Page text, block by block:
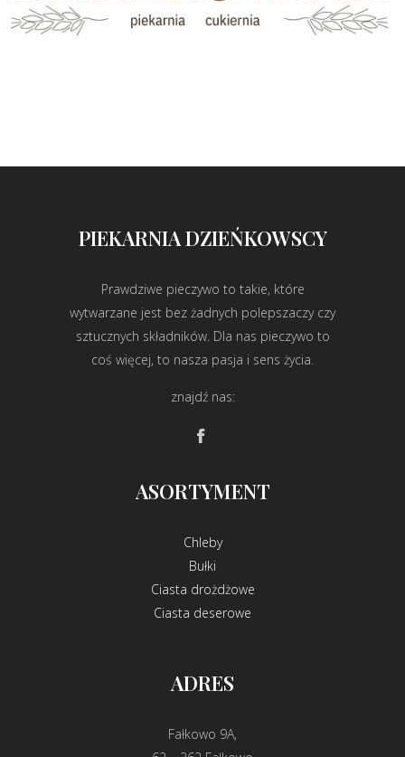
PIEKARNIA DZIEŃKOWSCY
Prawdziwe pieczywo to takie, które
wytwarzane jest bez żadnych polepszaczy czy
sztucznych składników. Dla nas pieczywo to
coś więcej, to nasza pasja i sens życia.
znajdź nas:
ASORTYMENT
Chleby
Bułki
Ciasta drożdżowe
Ciasta deserowe
ADRES
Fałkowo 9A,